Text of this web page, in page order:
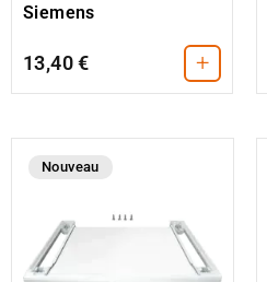
Siemens
13,40 € +
Nouveau